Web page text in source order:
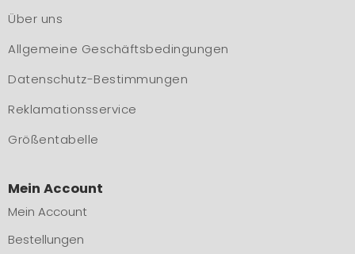
Über uns
Allgemeine Geschäftsbedingungen
Datenschutz-Bestimmungen
Reklamationsservice
Größentabelle
Mein Account
Mein Account
Bestellungen